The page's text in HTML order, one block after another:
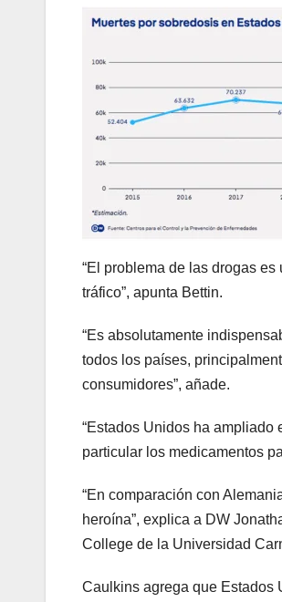
“El problema de las drogas
tráfico”, apunta Bettin.
“Es absolutamente
todos los países,
consumidores”, añade.
“Estados Unidos ha
particular los medicamentos
“En comparación con
heroína”, explica a DW
College de la Universidad
Caulkins agrega que Estados